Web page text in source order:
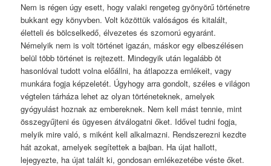
Nem is régen úgy esett, hogy valaki rengeteg gyönyörű történetre
bukkant egy könyvben. Volt közöttük valóságos és kitalált,
életteli és bölcselkedő, élvezetes és szomorú egyaránt.
Némelyik nem is volt történet igazán, máskor egy elbeszélésen
belül több történet is rejtezett. Mindegyik után legalább öt
hasonlóval tudott volna előállni, ha átlapozza emlékeit, vagy
munkára fogja képzeletét. Úgyhogy arra gondolt, széles e világon
végtelen tárháza lehet az olyan történeteknek, amelyek
gyógyulást hoznak az embereknek. Nem kell mást tennie, mint
összegyűjteni és ügyesen átválogatni őket. Idővel tudni fogja,
melyik mire való, s miként kell alkalmazni. Rendszerezni kezdte
hát azokat, amelyek segítettek a bajban. Ha újat hallott,
lejegyezte, ha újat talált ki, gondosan emlékezetébe véste őket.